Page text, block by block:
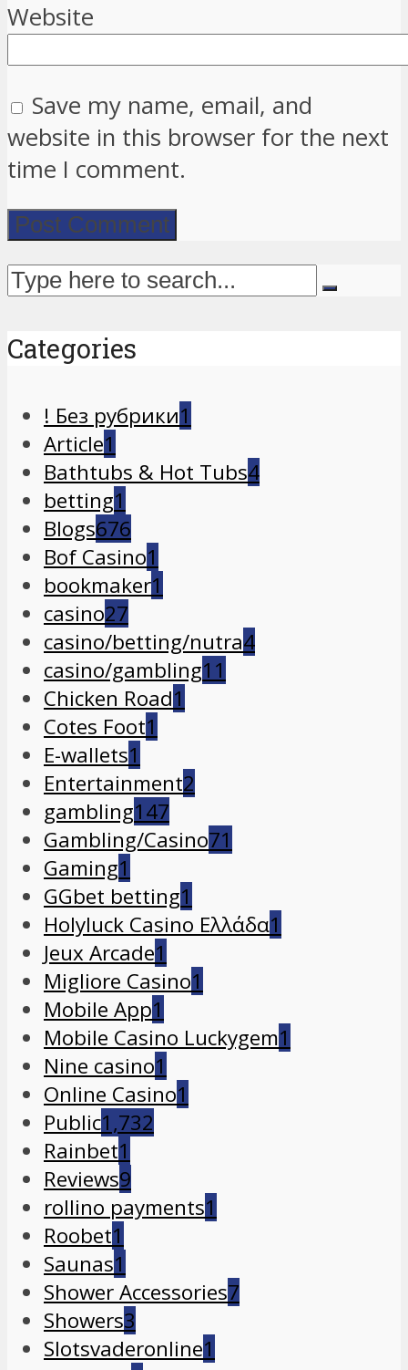
Website
Save my name, email, and
website in this browser for the next
time I comment.
Categories
! Без рубрики1
Article1
Bathtubs & Hot Tubs4
betting1
Blogs676
Bof Casino1
bookmaker1
casino27
casino/betting/nutra4
casino/gambling11
Chicken Road1
Cotes Foot1
E-wallets1
Entertainment2
gambling147
Gambling/Casino71
Gaming1
GGbet betting1
Holyluck Casino Ελλάδα1
Jeux Arcade1
Migliore Casino1
Mobile App1
Mobile Casino Luckygem1
Nine casino1
Online Casino1
Public1,732
Rainbet1
Reviews9
rollino payments1
Roobet1
Saunas1
Shower Accessories7
Showers3
Slotsvaderonline1